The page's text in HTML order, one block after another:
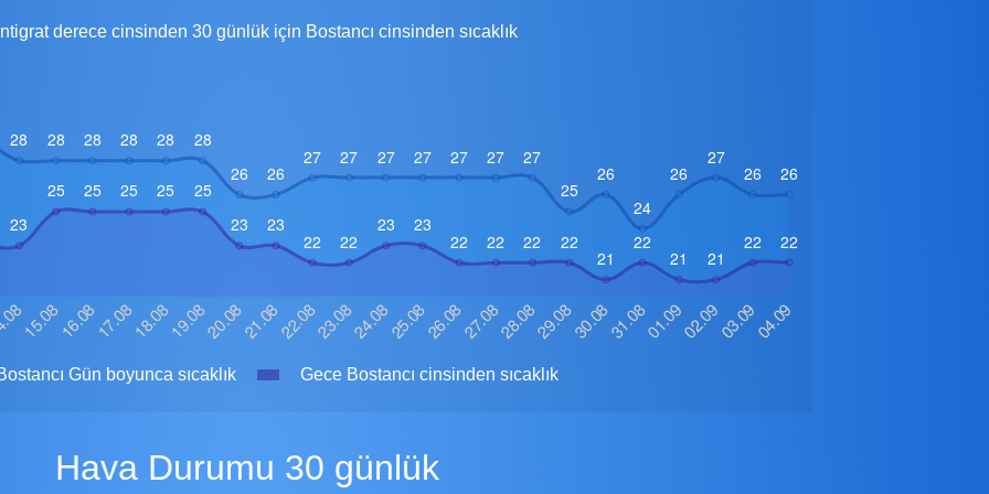
derece cinsinden 30 günlük için Bostancı cinsinden sıcaklık
Gün boyunca sıcaklık Gece Bostancı cinsinden sıcaklık
Hava Durumu 30 günlük